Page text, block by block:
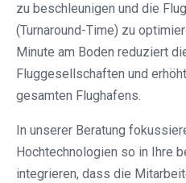
zu beschleunigen und die
(Turnaround-Time) zu
Minute am Boden reduziert
Fluggesellschaften und
gesamten Flughafens.
In unserer Beratung
Hochtechnologien so in Ihre
integrieren, dass die